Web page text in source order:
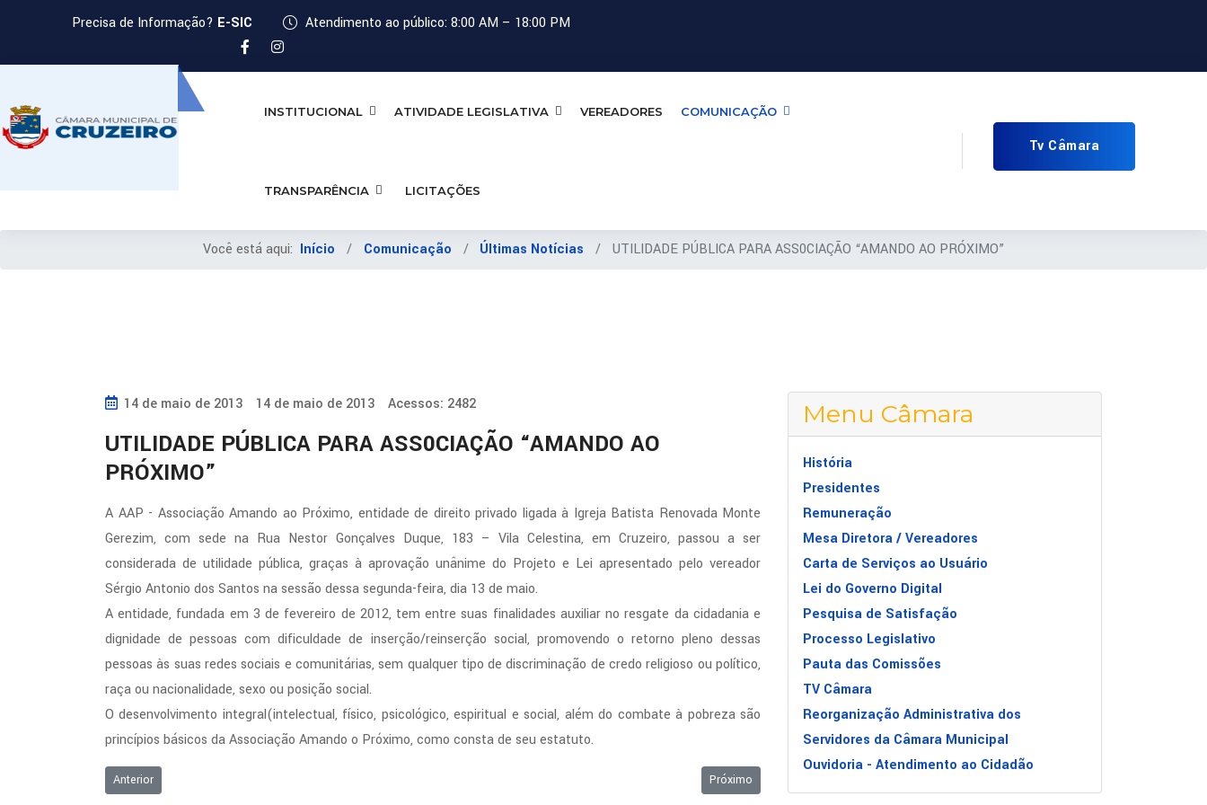
Precisa de Informação? E-SIC Atendimento ao público: 8:00 AM – 18:00 PM
INSTITUCIONAL ATIVIDADE LEGISLATIVA VEREADORES COMUNICAÇÃO
TRANSPARÊNCIA LICITAÇÕES
Tv Câmara
Você está aqui: Início Comunicação Últimas Notícias UTILIDADE PÚBLICA PARA ASS0CIAÇÃO “AMANDO AO PRÓXIMO”
14 de maio de 2013 14 de maio de 2013 Acessos: 2482
UTILIDADE PÚBLICA PARA ASS0CIAÇÃO “AMANDO AO
PRÓXIMO”
A AAP - Associação Amando ao Próximo, entidade de direito privado ligada à Igreja Batista Renovada Monte
Gerezim, com sede na Rua Nestor Gonçalves Duque, 183 – Vila Celestina, em Cruzeiro, passou a ser
considerada de utilidade pública, graças à aprovação unânime do Projeto e Lei apresentado pelo vereador
Sérgio Antonio dos Santos na sessão dessa segunda-feira, dia 13 de maio.
A entidade, fundada em 3 de fevereiro de 2012, tem entre suas finalidades auxiliar no resgate da cidadania e
dignidade de pessoas com dificuldade de inserção/reinserção social, promovendo o retorno pleno dessas
pessoas às suas redes sociais e comunitárias, sem qualquer tipo de discriminação de credo religioso ou político,
raça ou nacionalidade, sexo ou posição social.
O desenvolvimento integral(intelectual, físico, psicológico, espiritual e social, além do combate à pobreza são
princípios básicos da Associação Amando o Próximo, como consta de seu estatuto.
Artigo anterior: ÁGUA E ESGOTAMENTO SANITÁRIO: LIGAÇÕES NÃO PODEM SER FEITAS EM LOTEAMENTOS IRREGULARES
Anterior Próximo artigo: ATA DA 12ª REUNIÃO DA CEI
Próximo
Menu Câmara
História
Presidentes
Remuneração
Mesa Diretora / Vereadores
Carta de Serviços ao Usuário
Lei do Governo Digital
Pesquisa de Satisfação
Processo Legislativo
Pauta das Comissões
TV Câmara
Reorganização Administrativa dos
Servidores da Câmara Municipal
Ouvidoria - Atendimento ao Cidadão